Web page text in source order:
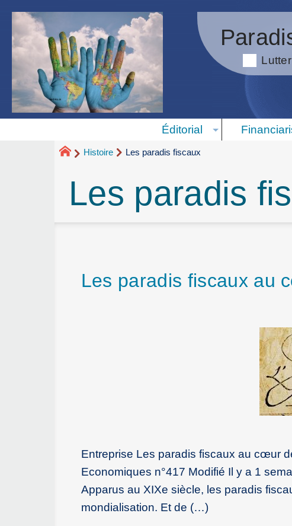
Éditorial
Histoire Les paradis fiscaux
Les paradis
Les paradis fiscaux au
Entreprise Les paradis fiscaux au cœur
Economiques n°417 Modifié Il y a 1
Apparus au XIXe siècle, les paradis
mondialisation. Et de (…)